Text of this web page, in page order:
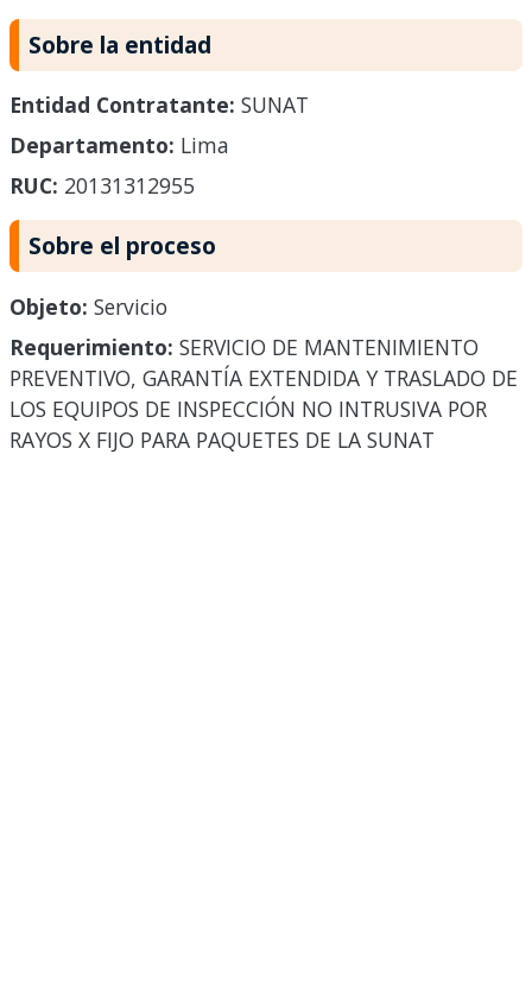
Sobre la entidad
Entidad Contratante: SUNAT
Departamento: Lima
RUC: 20131312955
Sobre el proceso
Objeto: Servicio
Requerimiento: SERVICIO DE MANTENIMIENTO
PREVENTIVO, GARANTÍA EXTENDIDA Y TRASLADO DE
LOS EQUIPOS DE INSPECCIÓN NO INTRUSIVA POR
RAYOS X FIJO PARA PAQUETES DE LA SUNAT